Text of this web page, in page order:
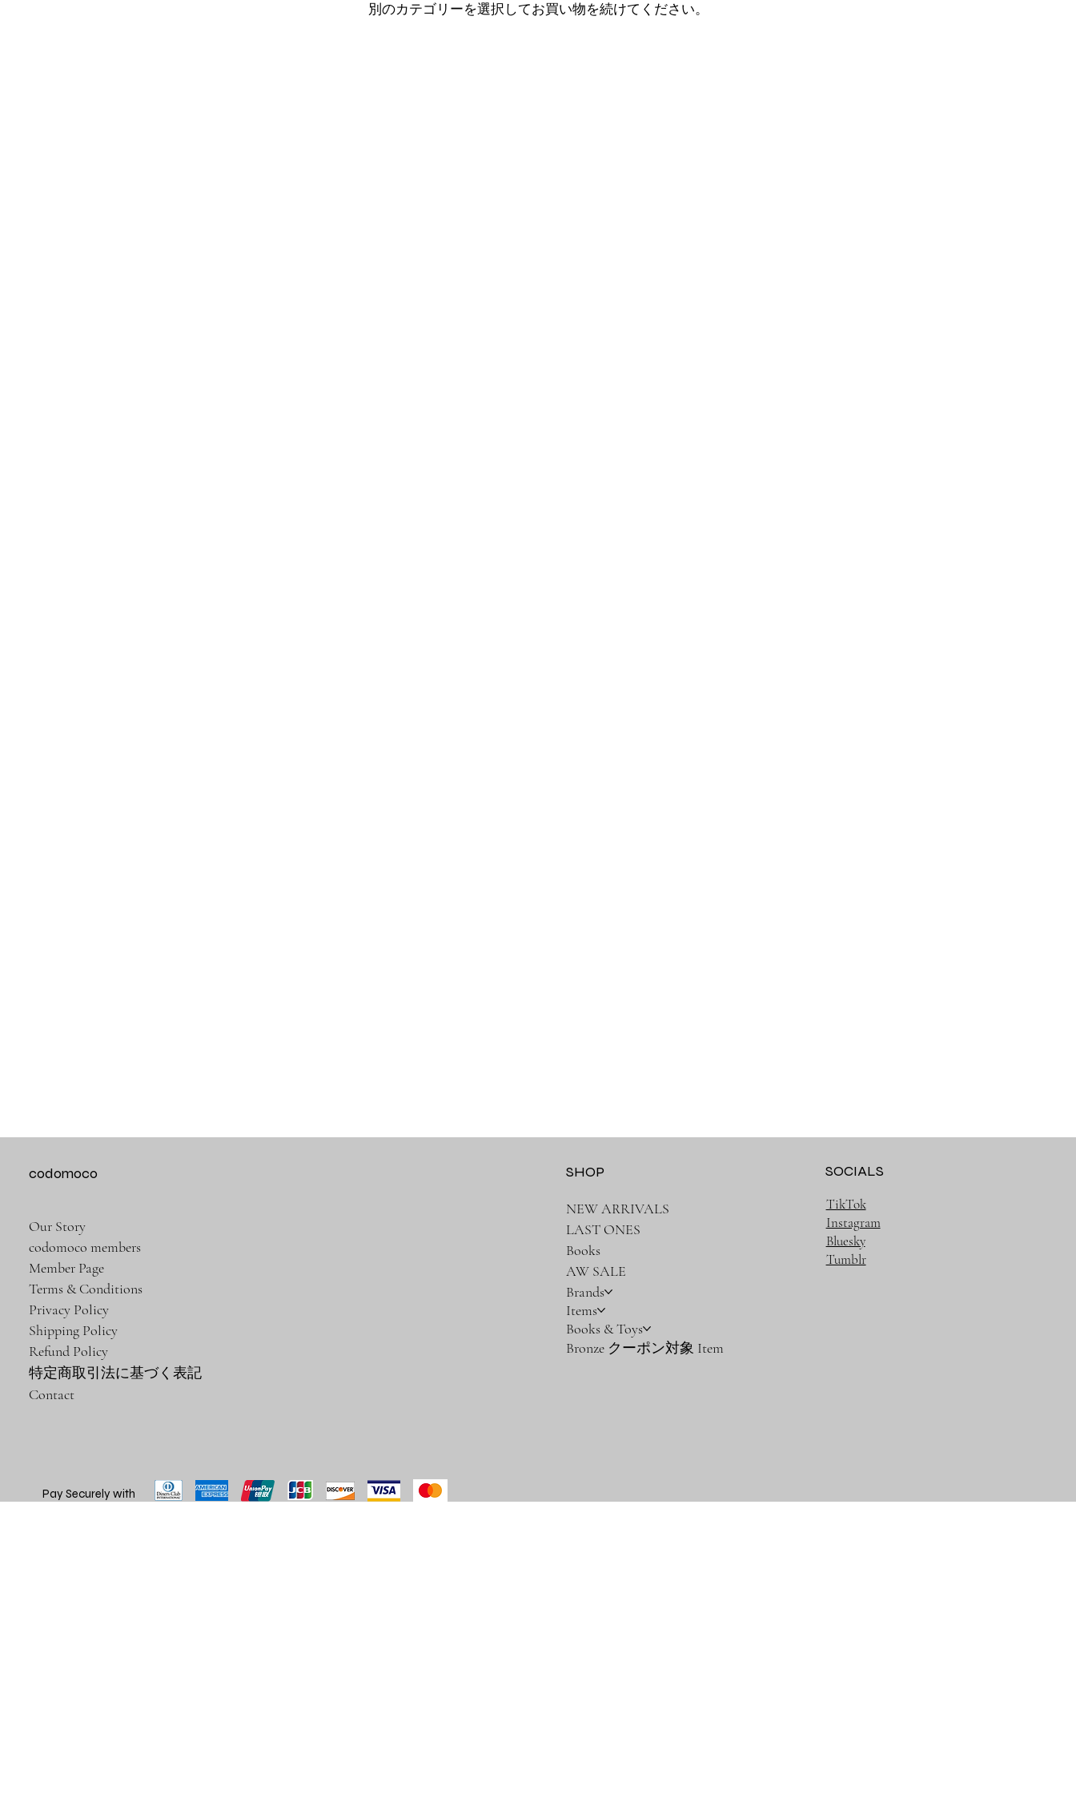
別のカテゴリーを選択してお買い物を続けてください。
codomoco
Our Story
codomoco members
Member Page
Terms & Conditions
Privacy Policy
Shipping Policy
Refund Policy
特定商取引法に基づく表記
Contact
SHOP
NEW ARRIVALS
LAST ONES
Books
AW SALE
Brands
Items
Books & Toys
Bronze クーポン対象 Item
SOCIALS
TikTok
Instagram
Bluesky
Tumblr
Pay Securely with